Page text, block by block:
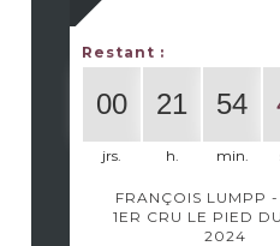
Restant :
00
jrs.
21
h.
54
min.
FRANÇOIS LUMPP -
1ER CRU LE PIED
2024